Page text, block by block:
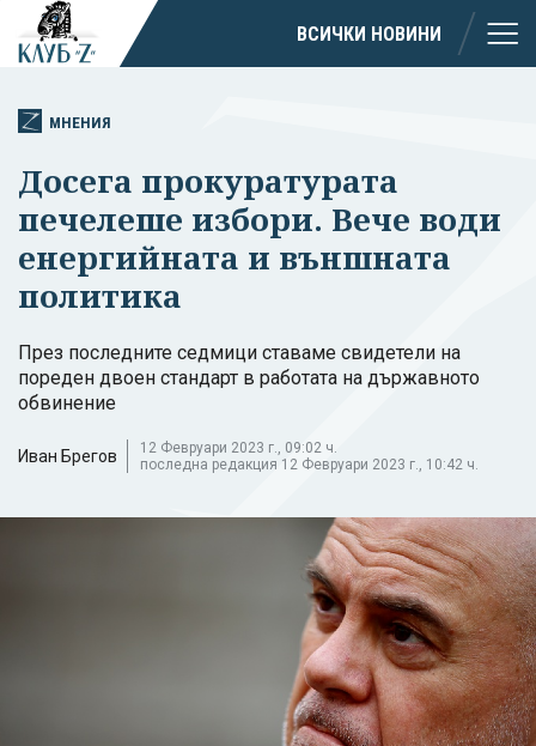
ВСИЧКИ НОВИНИ
МНЕНИЯ
Досега прокуратурата
печелеше избори. Вече води
енергийната и външната
политика
През последните седмици ставаме свидетели на
пореден двоен стандарт в работата на държавното
обвинение
Иван Брегов
12 Февруари 2023 г., 09:02 ч.
последна редакция 12 Февруари 2023 г., 10:42 ч.